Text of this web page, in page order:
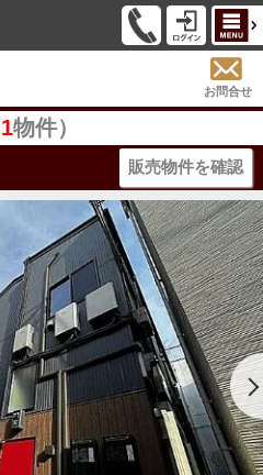
お問合せ
1物件）
販売物件を確認